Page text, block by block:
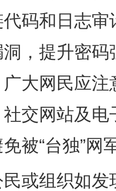
码和日志
，提升密
广大网民应
交网站及
被“台独”网
组织如发